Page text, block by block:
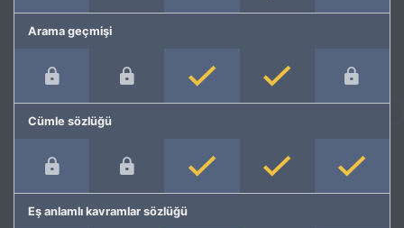
Arama geçmişi
Cümle sözlüğü
Eş anlamlı kavramlar sözlüğü